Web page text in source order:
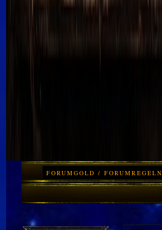
FORUMGOLD / FORUMREGELN